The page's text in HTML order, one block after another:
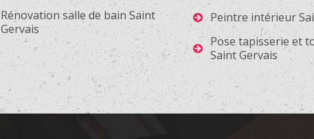
Rénovation salle de bain Saint
Gervais
Peintre intérieur
Pose tapisserie et
Saint Gervais